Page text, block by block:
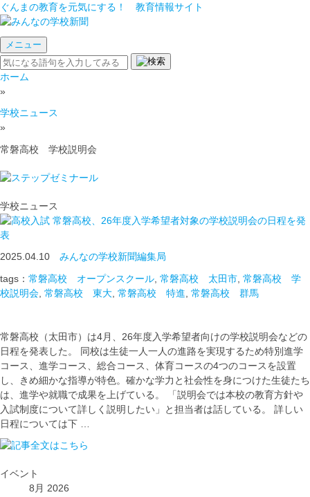
ぐんまの教育を元気にする！ 教育情報サイト
メニュー
ホーム
»
学校ニュース
»
常磐高校 学校説明会
学校ニュース
常磐高校、26年度入学希望者対象の学校説明会の日程を発
表
2025.04.10 みんなの学校新聞編集局
tags： 常磐高校 オープンスクール 常磐高校 太田市 常磐高校 学
校説明会 常磐高校 東大 常磐高校 特進 常磐高校 群馬
常磐高校（太田市）は4月、26年度入学希望者向けの学校説明会などの
日程を発表した。 同校は生徒一人一人の進路を実現するため特別進学
コース、進学コース、総合コース、体育コースの4つのコースを設置
し、きめ細かな指導が特色。確かな学力と社会性を身につけた生徒たち
は、進学や就職で成果を上げている。 「説明会では本校の教育方針や
入試制度について詳しく説明したい」と担当者は話している。 詳しい
日程については下 …
イベント
8月 2026